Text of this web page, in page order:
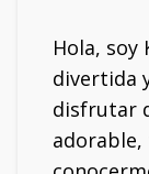
Hola, soy
divertida
disfrutar
adorable,